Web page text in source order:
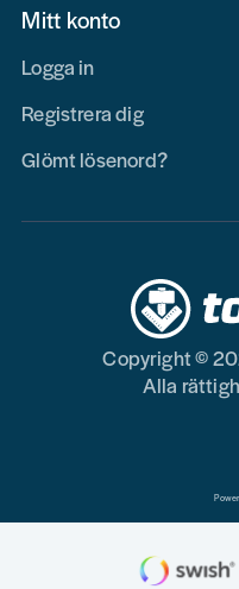
Mitt konto
Logga in
Registrera dig
Glömt lösenord?
Copyright ©
Alla